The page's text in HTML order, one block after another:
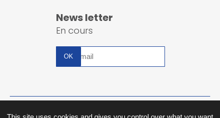
News letter
En cours
Inscription